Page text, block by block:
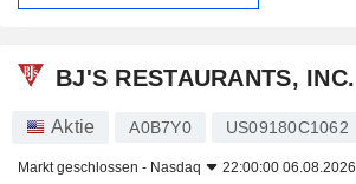
BJ'S RESTAURANTS, INC.
Aktie A0B7Y0 US09180C1062
Markt geschlossen - Nasdaq 22:00:00 06.08.2026